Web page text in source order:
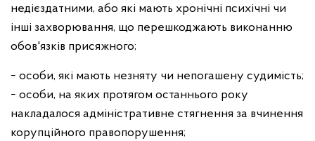
недієздатними, або які мають хронічні психічні чи
інші захворювання, що перешкоджають виконанню
обов'язків присяжного;
− особи, які мають незняту чи непогашену судимість;
− особи, на яких протягом останнього року
накладалося адміністративне стягнення за вчинення
корупційного правопорушення;